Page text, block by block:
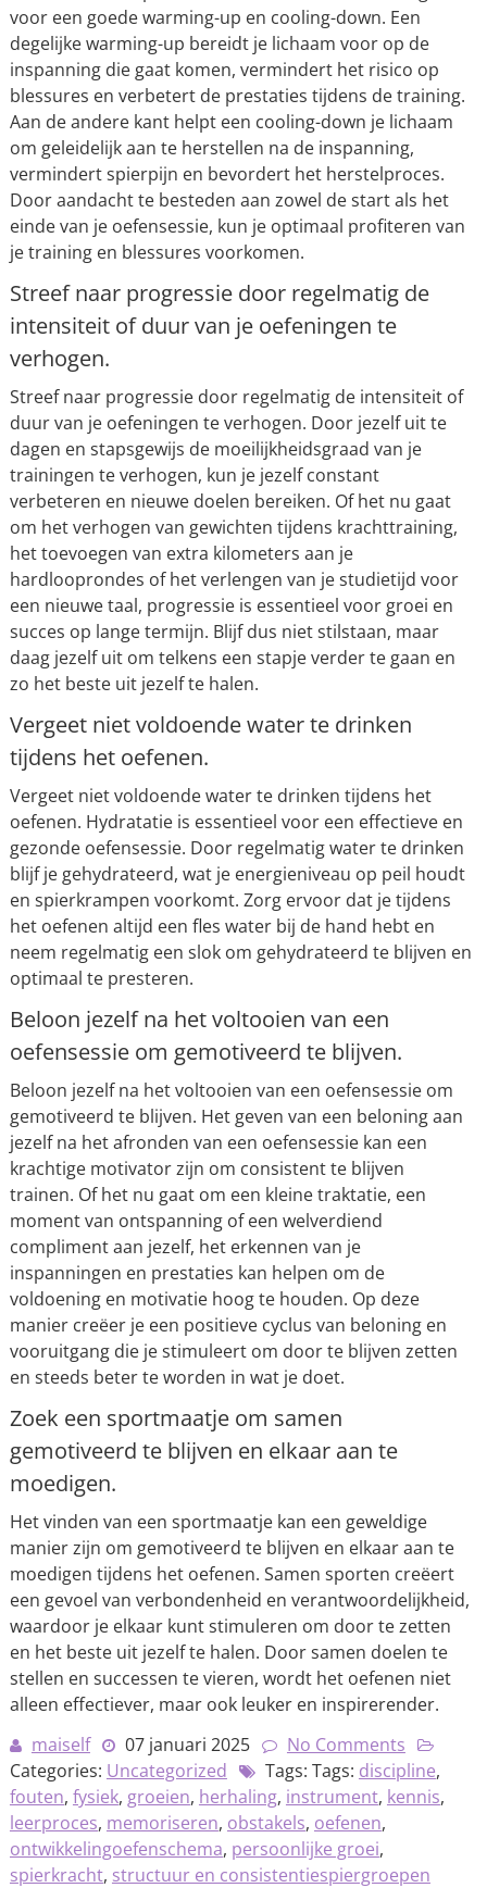
voor een goede warming-up en cooling-down. Een
degelijke warming-up bereidt je lichaam voor op de
inspanning die gaat komen, vermindert het risico op
blessures en verbetert de prestaties tijdens de training.
Aan de andere kant helpt een cooling-down je lichaam
om geleidelijk aan te herstellen na de inspanning,
vermindert spierpijn en bevordert het herstelproces.
Door aandacht te besteden aan zowel de start als het
einde van je oefensessie, kun je optimaal profiteren van
je training en blessures voorkomen.
Streef naar progressie door regelmatig de
intensiteit of duur van je oefeningen te
verhogen.
Streef naar progressie door regelmatig de intensiteit of
duur van je oefeningen te verhogen. Door jezelf uit te
dagen en stapsgewijs de moeilijkheidsgraad van je
trainingen te verhogen, kun je jezelf constant
verbeteren en nieuwe doelen bereiken. Of het nu gaat
om het verhogen van gewichten tijdens krachttraining,
het toevoegen van extra kilometers aan je
hardlooprondes of het verlengen van je studietijd voor
een nieuwe taal, progressie is essentieel voor groei en
succes op lange termijn. Blijf dus niet stilstaan, maar
daag jezelf uit om telkens een stapje verder te gaan en
zo het beste uit jezelf te halen.
Vergeet niet voldoende water te drinken
tijdens het oefenen.
Vergeet niet voldoende water te drinken tijdens het
oefenen. Hydratatie is essentieel voor een effectieve en
gezonde oefensessie. Door regelmatig water te drinken
blijf je gehydrateerd, wat je energieniveau op peil houdt
en spierkrampen voorkomt. Zorg ervoor dat je tijdens
het oefenen altijd een fles water bij de hand hebt en
neem regelmatig een slok om gehydrateerd te blijven en
optimaal te presteren.
Beloon jezelf na het voltooien van een
oefensessie om gemotiveerd te blijven.
Beloon jezelf na het voltooien van een oefensessie om
gemotiveerd te blijven. Het geven van een beloning aan
jezelf na het afronden van een oefensessie kan een
krachtige motivator zijn om consistent te blijven
trainen. Of het nu gaat om een kleine traktatie, een
moment van ontspanning of een welverdiend
compliment aan jezelf, het erkennen van je
inspanningen en prestaties kan helpen om de
voldoening en motivatie hoog te houden. Op deze
manier creëer je een positieve cyclus van beloning en
vooruitgang die je stimuleert om door te blijven zetten
en steeds beter te worden in wat je doet.
Zoek een sportmaatje om samen
gemotiveerd te blijven en elkaar aan te
moedigen.
Het vinden van een sportmaatje kan een geweldige
manier zijn om gemotiveerd te blijven en elkaar aan te
moedigen tijdens het oefenen. Samen sporten creëert
een gevoel van verbondenheid en verantwoordelijkheid,
waardoor je elkaar kunt stimuleren om door te zetten
en het beste uit jezelf te halen. Door samen doelen te
stellen en successen te vieren, wordt het oefenen niet
alleen effectiever, maar ook leuker en inspirerender.
maiself
07 januari 2025
No Comments
Categories: Uncategorized Tags: Tags: discipline,
fouten, fysiek, groeien, herhaling, instrument, kennis,
leerproces, memoriseren, obstakels, oefenen,
ontwikkelingoefenschema, persoonlijke groei,
spierkracht, structuur en consistentiespiergroepen